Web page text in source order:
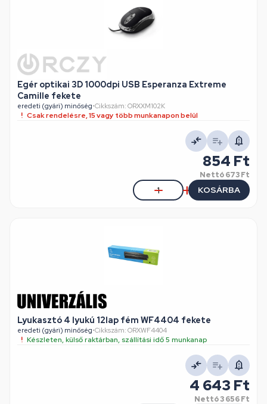
Egér optikai 3D 1000dpi USB Esperanza Extreme
Camille fekete
eredeti (gyári) minőség•Cikkszám: ORXXM102K
Csak rendelésre, 15 vagy több munkanapon belül
854 Ft
Nettó673 Ft
KOSÁRBA
Lyukasztó 4 lyukú 12lap fém WF4404 fekete
eredeti (gyári) minőség•Cikkszám: ORXWF4404
Készleten, külső raktárban, szállítási idő 5 munkanap
4 643 Ft
Nettó3 656 Ft